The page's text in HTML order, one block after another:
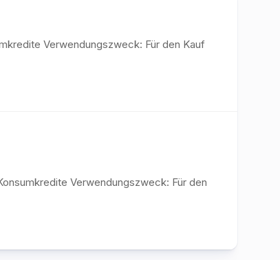
Verwendungszweck: Für den Kauf
Verwendungszweck: Für den